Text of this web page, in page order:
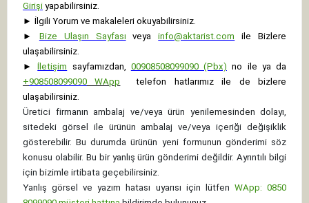
Girişi yapabilirsiniz.
► İlgili Yorum ve makaleleri okuyabilirsiniz.
►
Bize Ulaşın Sayfası veya info@aktarist.com
ile Bizlere
ulaşabilirsiniz.
►
İletişim sayfamızdan, 00908508099090 (Pbx) no ile ya da
+908508099090 WApp
telefon hatlarımız ile de bizlere
ulaşabilirsiniz.
Üretici firmanın ambalaj ve/veya ürün yenilemesinden dolayı,
sitedeki görsel ile ürünün ambalaj ve/veya içeriği değişiklik
gösterebilir. Bu durumda ürünün yeni formunun gönderimi söz
konusu olabilir. Bu bir yanlış ürün gönderimi değildir. Ayrıntılı bilgi
için bizimle irtibata geçebilirsiniz.
Yanlış görsel ve yazım hatası uyarısı için lütfen WApp: 0850